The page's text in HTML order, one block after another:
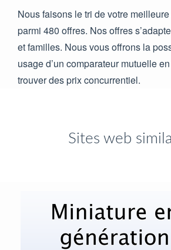
Nous faisons le tri de votre
parmi 480 offres. Nos offres
et familles. Nous vous offrons la
usage d’un comparateur mutuelle
trouver des prix concurrentiel.
Sites web